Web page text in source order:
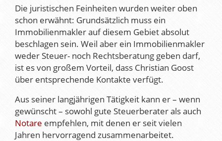
Die juristischen Feinheiten wurden weiter oben
schon erwähnt: Grundsätzlich muss ein
Immobilienmakler auf diesem Gebiet absolut
beschlagen sein. Weil aber ein Immobilienmakler
weder Steuer- noch Rechtsberatung geben darf,
ist es von großem Vorteil, dass Christian Goost
über entsprechende Kontakte verfügt.
Aus seiner langjährigen Tätigkeit kann er – wenn
gewünscht – sowohl gute Steuerberater als auch
Notare empfehlen, mit denen er seit vielen
Jahren hervorragend zusammenarbeitet.